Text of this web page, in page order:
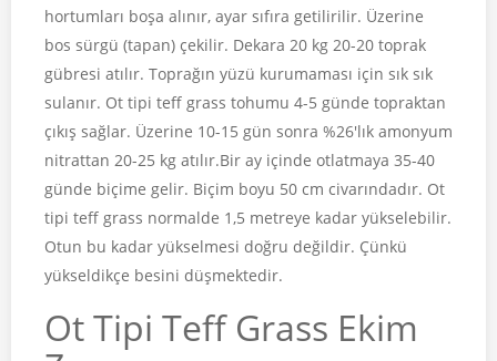
hortumları boşa alınır, ayar sıfıra getilirilir. Üzerine
bos sürgü (tapan) çekilir. Dekara 20 kg 20-20 toprak
gübresi atılır. Toprağın yüzü kurumaması için sık sık
sulanır. Ot tipi teff grass tohumu 4-5 günde topraktan
çıkış sağlar. Üzerine 10-15 gün sonra %26'lık amonyum
nitrattan 20-25 kg atılır.Bir ay içinde otlatmaya 35-40
günde biçime gelir. Biçim boyu 50 cm civarındadır. Ot
tipi teff grass normalde 1,5 metreye kadar yükselebilir.
Otun bu kadar yükselmesi doğru değildir. Çünkü
yükseldikçe besini düşmektedir.
Ot Tipi Teff Grass Ekim